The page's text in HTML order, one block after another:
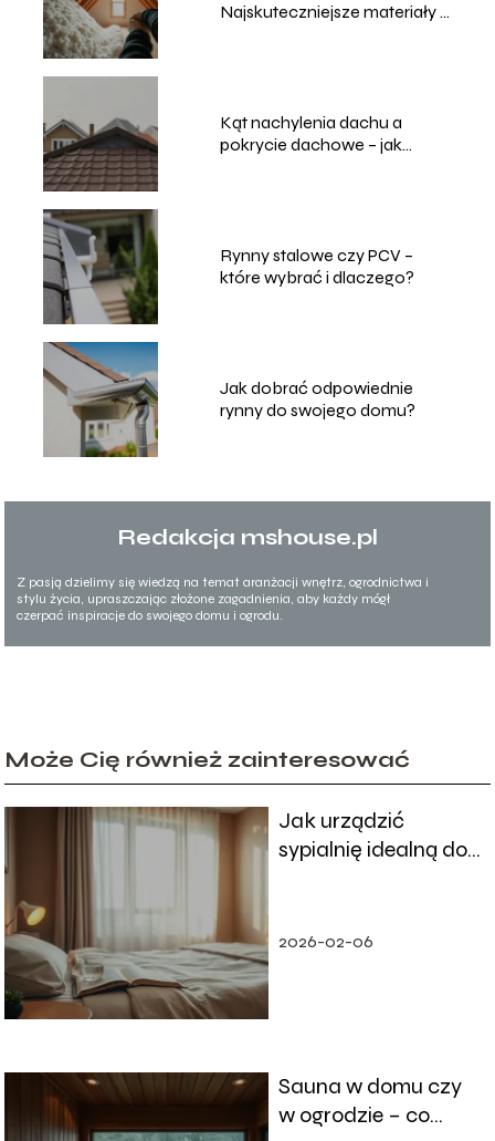
Najskuteczniejsze materiały i
Kąt nachylenia dachu a
pokrycie dachowe – jak
Rynny stalowe czy PCV –
które wybrać i dlaczego?
Jak dobrać odpowiednie
rynny do swojego domu?
Redakcja mshouse.pl
Z pasją dzielimy się wiedzą na temat aranżacji wnętrz, ogrodnictwa i
stylu życia, upraszczając złożone zagadnienia, aby każdy mógł
czerpać inspiracje do swojego domu i ogrodu.
Może Cię również zainteresować
Jak urządzić
sypialnię idealną do
2026-02-06
Sauna w domu czy
w ogrodzie – co